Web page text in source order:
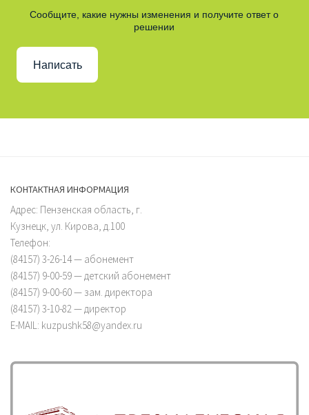
Сообщите, какие нужны изменения и получите ответ о
решении
Написать
КОНТАКТНАЯ ИНФОРМАЦИЯ
Адрес: Пензенская область, г.
Кузнецк, ул. Кирова, д.100
Телефон:
(84157) 3-26-14 — абонемент
(84157) 9-00-59 — детский абонемент
(84157) 9-00-60 — зам. директора
(84157) 3-10-82 — директор
E-MAIL: kuzpushk58@yandex.ru